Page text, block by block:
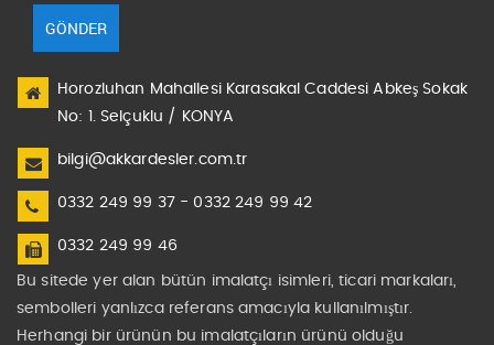
GÖNDER
Horozluhan Mahallesi Karasakal Caddesi Abkeş Sokak
No: 1. Selçuklu / KONYA
bilgi@akkardesler.com.tr
0332 249 99 37 - 0332 249 99 42
0332 249 99 46
Bu sitede yer alan bütün imalatçı isimleri, ticari markaları,
sembolleri yanlızca referans amacıyla kullanılmıştır.
Herhangi bir ürünün bu imalatçıların ürünü olduğu